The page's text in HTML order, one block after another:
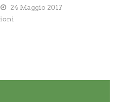
24 Maggio 2017